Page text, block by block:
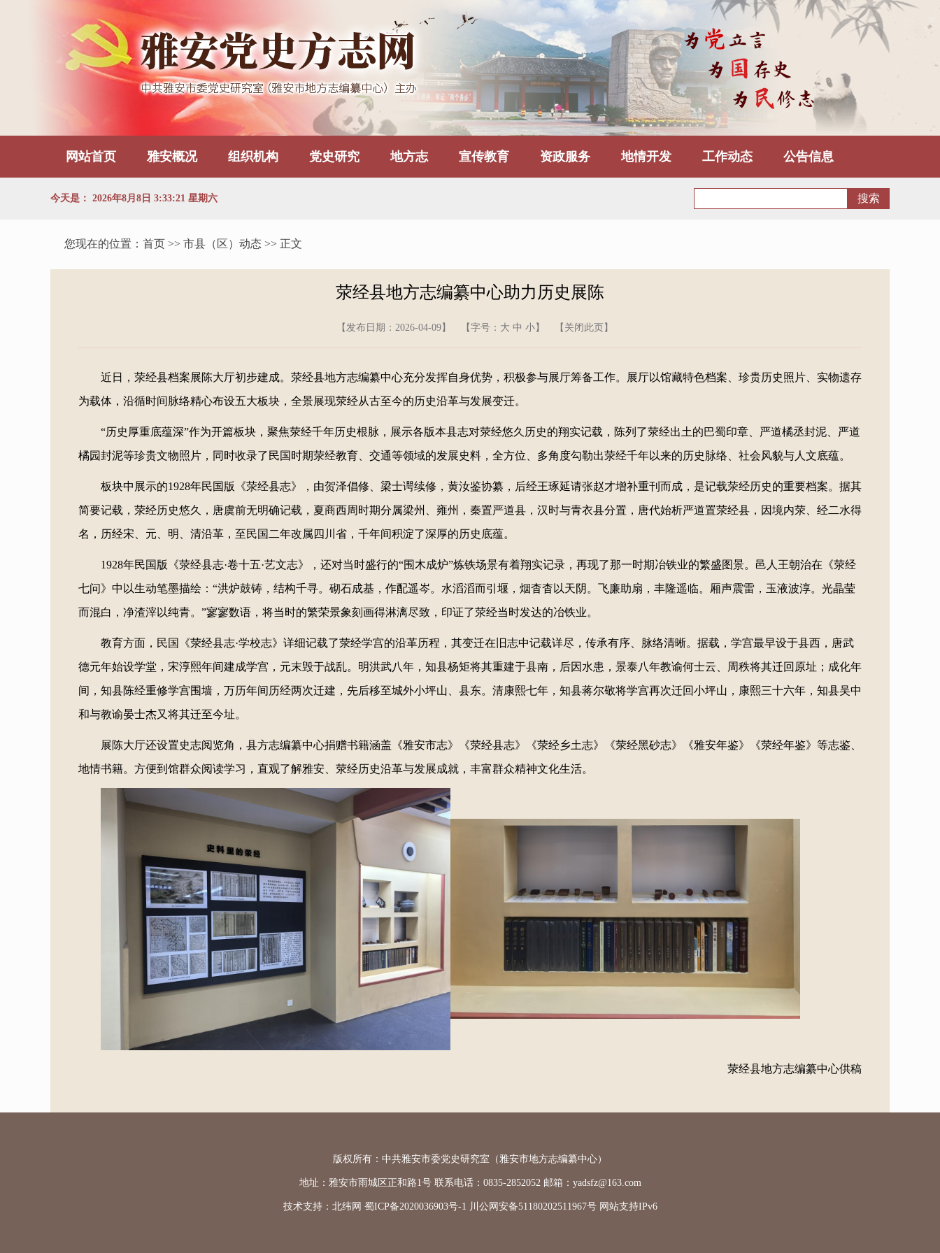
网站首页 雅安概况 组织机构 党史研究 地方志 宣传教育 资政服务 地情开发 工作动态 公告信息
今天是： 2026年8月8日 3:33:22 星期六
您现在的位置： 首页 >> 市县（区）动态 >> 正文
荥经县地方志编纂中心助力历史展陈
【发布日期：2026-04-09】 【字号： 大 中 小 】 【 关闭此页 】
近日，荥经县档案展陈大厅初步建成。荥经县地方志编纂中心充分发挥自身优势，积极参与展厅筹备工作。展厅以馆藏特色档案、珍贵历史照片、实物遗存
为载体，沿循时间脉络精心布设五大板块，全景展现荥经从古至今的历史沿革与发展变迁。
“历史厚重底蕴深”作为开篇板块，聚焦荥经千年历史根脉，展示各版本县志对荥经悠久历史的翔实记载，陈列了荥经出土的巴蜀印章、严道橘丞封泥、严道
橘园封泥等珍贵文物照片，同时收录了民国时期荥经教育、交通等领域的发展史料，全方位、多角度勾勒出荥经千年以来的历史脉络、社会风貌与人文底蕴。
板块中展示的1928年民国版《荥经县志》，由贺泽倡修、梁士谔续修，黄汝鉴协纂，后经王琢延请张赵才增补重刊而成，是记载荥经历史的重要档案。据其
简要记载，荥经历史悠久，唐虞前无明确记载，夏商西周时期分属梁州、雍州，秦置严道县，汉时与青衣县分置，唐代始析严道置荥经县，因境内荥、经二水得
名，历经宋、元、明、清沿革，至民国二年改属四川省，千年间积淀了深厚的历史底蕴。
1928年民国版《荥经县志·卷十五·艺文志》，还对当时盛行的“围木成炉”炼铁场景有着翔实记录，再现了那一时期冶铁业的繁盛图景。邑人王朝治在《荥经
七问》中以生动笔墨描绘：“洪炉鼓铸，结构千寻。砌石成基，作配遥岑。水滔滔而引堰，烟杳杳以天阴。飞廉助扇，丰隆遥临。厢声震雷，玉液波淳。光晶莹
而混白，净渣滓以纯青。”寥寥数语，将当时的繁荣景象刻画得淋漓尽致，印证了荥经当时发达的冶铁业。
教育方面，民国《荥经县志·学校志》详细记载了荥经学宫的沿革历程，其变迁在旧志中记载详尽，传承有序、脉络清晰。据载，学宫最早设于县西，唐武
德元年始设学堂，宋淳熙年间建成学宫，元末毁于战乱。明洪武八年，知县杨矩将其重建于县南，后因水患，景泰八年教谕何士云、周秩将其迁回原址；成化年
间，知县陈经重修学宫围墙，万历年间历经两次迁建，先后移至城外小坪山、县东。清康熙七年，知县蒋尔敬将学宫再次迁回小坪山，康熙三十六年，知县吴中
和与教谕晏士杰又将其迁至今址。
展陈大厅还设置史志阅览角，县方志编纂中心捐赠书籍涵盖《雅安市志》《荥经县志》《荥经乡土志》《荥经黑砂志》《雅安年鉴》《荥经年鉴》等志鉴、
地情书籍。方便到馆群众阅读学习，直观了解雅安、荥经历史沿革与发展成就，丰富群众精神文化生活。
荥经县地方志编纂中心供稿
版权所有：中共雅安市委党史研究室（雅安市地方志编纂中心）
地址：雅安市雨城区正和路1号 联系电话：0835-2852052 邮箱：yadsfz@163.com
技术支持： 北纬网 蜀ICP备2020036903号-1 川公网安备51180202511967号网站支持IPv6